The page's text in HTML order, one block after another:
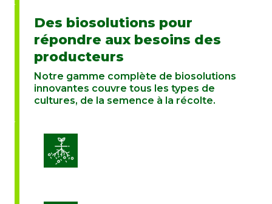
Des biosolutions pour
répondre aux besoins des
producteurs
Notre gamme complète de biosolutions
innovantes couvre tous les types de
cultures, de la semence à la récolte.